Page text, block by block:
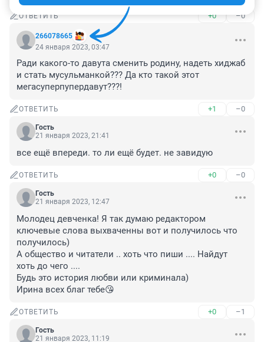
ОТВЕТИТЬ +0 –0
266078665
24 января 2023, 03:47
Ради какого-то давута сменить родину, надеть хиджаб
и стать мусульманкой??? Да кто такой этот
мегасуперпупердавут???!
ОТВЕТИТЬ +1 –0
Гость
21 января 2023, 21:41
все ещё впереди. то ли ещё будет. не завидую
ОТВЕТИТЬ +0 –0
Гость
21 января 2023, 12:47
Молодец девченка! Я так думаю редактором
ключевые слова выхваченны вот и получилось что
получилось)
А общество и читатели .. хоть что пиши .... Найдут
хоть до чего ....
Будь это история любви или криминала)
Ирина всех благ тебе😘
ОТВЕТИТЬ +0 –1
Гость
21 января 2023, 11:19